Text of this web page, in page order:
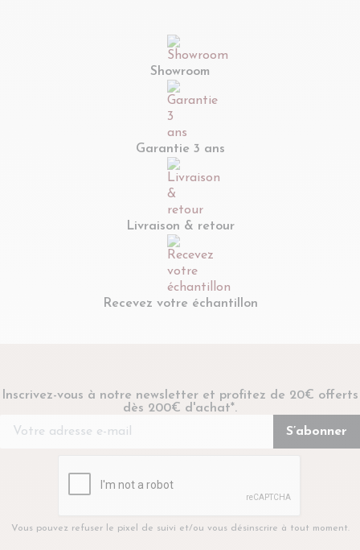
Showroom
Garantie 3 ans
Livraison & retour
Recevez votre échantillon
Inscrivez-vous à notre newsletter et profitez de 20€ offerts
dès 200€ d'achat*.
Vous pouvez refuser le pixel de suivi et/ou vous désinscrire à tout moment.